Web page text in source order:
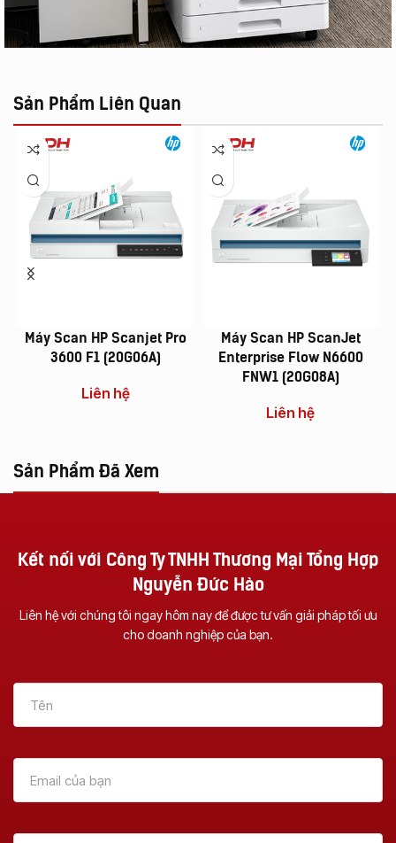
Sản Phẩm Liên Quan
Máy Scan HP Scanjet Pro
3600 F1 (20G06A)
Liên hệ
Máy Scan HP ScanJet
Enterprise Flow N6600
FNW1 (20G08A)
Liên hệ
Sản Phẩm Đã Xem
Kết nối với Công Ty TNHH Thương Mại Tổng Hợp
Nguyễn Đức Hào
Liên hệ với chúng tôi ngay hôm nay để được tư vấn giải pháp tối ưu
cho doanh nghiệp của bạn.